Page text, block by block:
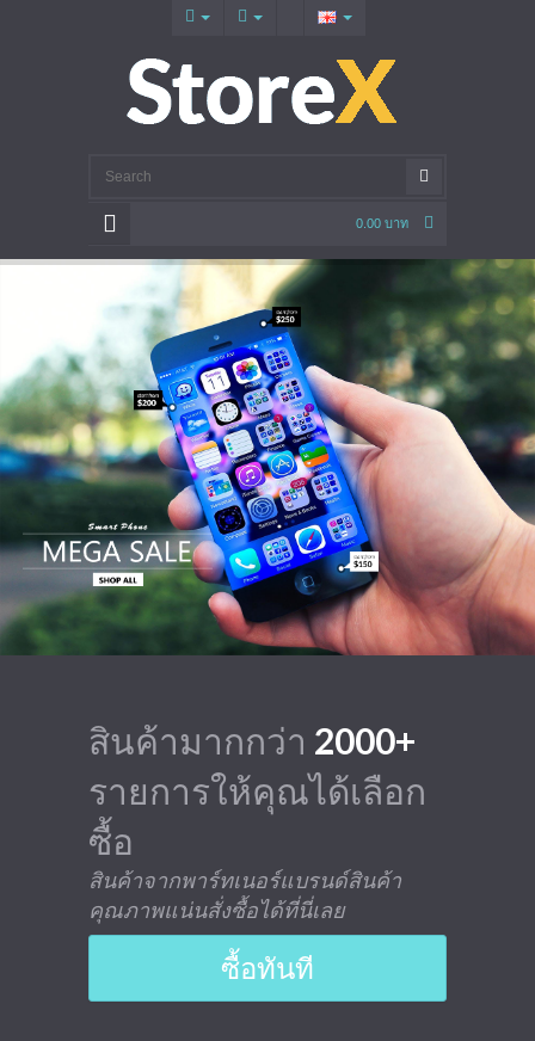
0.00 บาท
สินค้ามากกว่า 2000+
รายการให้คุณได้เลือก
ซื้อ
สินค้าจากพาร์ทเนอร์แบรนด์สินค้า
คุณภาพแน่นสั่งซื้อได้ที่นี่เลย
ซื้อทันที